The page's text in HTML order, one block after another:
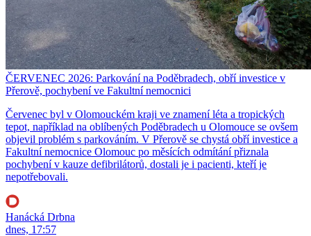
ČERVENEC 2026: Parkování na Poděbradech, obří investice v
Přerově, pochybení ve Fakultní nemocnici
Červenec byl v Olomouckém kraji ve znamení léta a tropických
tepot, například na oblíbených Poděbradech u Olomouce se ovšem
objevil problém s parkováním. V Přerově se chystá obří investice a
Fakultní nemocnice Olomouc po měsících odmítání přiznala
pochybení v kauze defibrilátorů, dostali je i pacienti, kteří je
nepotřebovali.
Hanácká Drbna
dnes, 17:57